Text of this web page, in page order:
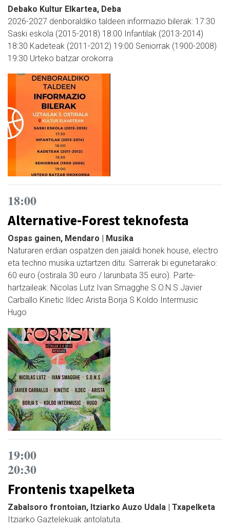
Debako Kultur Elkartea, Deba
2026-2027 denboraldiko taldeen informazio bilerak: 17:30
Saski eskola (2015-2018) 18:00 Infantilak (2013-2014)
18:30 Kadeteak (2011-2012) 19:00 Seniorrak (1900-2008)
19:30 Urteko batzar orokorra
18:00
Alternative-Forest teknofesta
Ospas gainen, Mendaro | Musika
Naturaren erdian ospatzen den jaialdi honek house, electro
eta techno musika uztartzen ditu. Sarrerak bi egunetarako:
60 euro (ostirala 30 euro / larunbata 35 euro). Parte-
hartzaileak: Nicolas Lutz Ivan Smagghe S.O.N.S Javier
Carballo Kinetic Ildec Arista Borja S Koldo Intermusic
Hugo
19:00
20:30
Frontenis txapelketa
Zabalsoro frontoian, Itziarko Auzo Udala | Txapelketa
Itziarko Gaztelekuak antolatuta.